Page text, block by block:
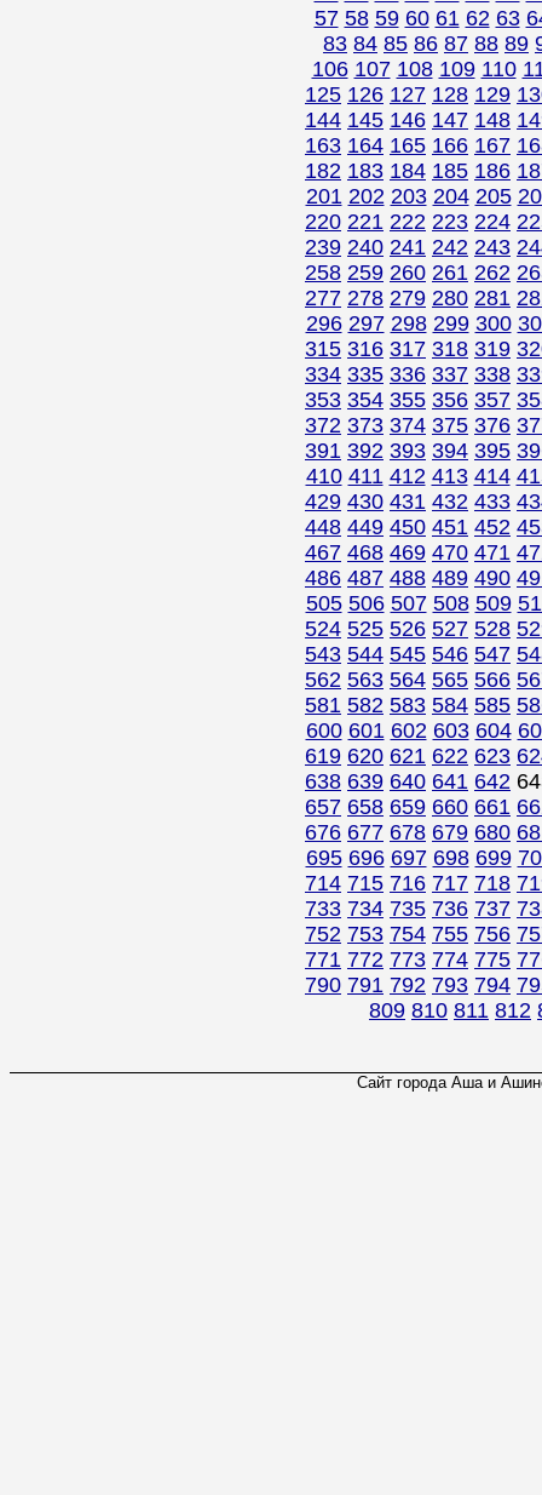
57 58 59 60 61 62 63
83 84 85 86 87 88 89
106 107 108 109 110
125 126 127 128 129
144 145 146 147 148
163 164 165 166 167
182 183 184 185 186
201 202 203 204 205
220 221 222 223 224
239 240 241 242 243
258 259 260 261 262
277 278 279 280 281
296 297 298 299 300
315 316 317 318 319
334 335 336 337 338
353 354 355 356 357
372 373 374 375 376
391 392 393 394 395
410 411 412 413 414
429 430 431 432 433
448 449 450 451 452
467 468 469 470 471
486 487 488 489 490
505 506 507 508 509
524 525 526 527 528
543 544 545 546 547
562 563 564 565 566
581 582 583 584 585
600 601 602 603 604
619 620 621 622 623
638 639 640 641 642
657 658 659 660 661
676 677 678 679 680
695 696 697 698 699
714 715 716 717 718
733 734 735 736 737
752 753 754 755 756
771 772 773 774 775
790 791 792 793 794
809 810 811 812
Сайт города Аша и